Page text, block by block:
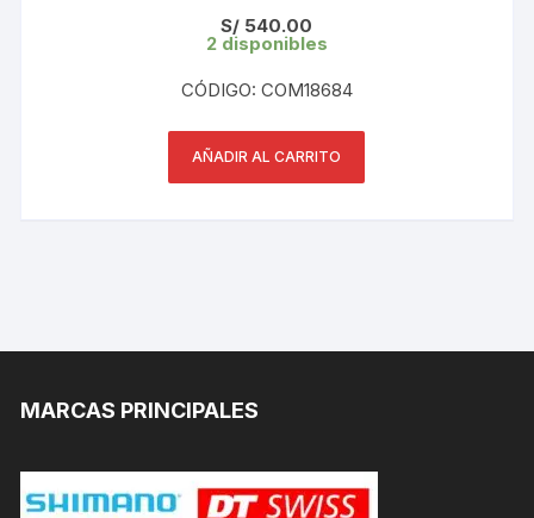
S/ 540.00
2 disponibles
CÓDIGO: COM18684
AÑADIR AL CARRITO
MARCAS PRINCIPALES